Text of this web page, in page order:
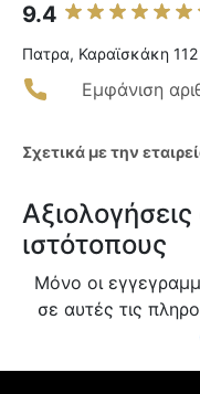
9.4
Πατρα, Καραϊσκάκη 112
Εμφάνιση
Σχετικά με την
ιστότοπους
Μόνο οι
σε αυτές τις